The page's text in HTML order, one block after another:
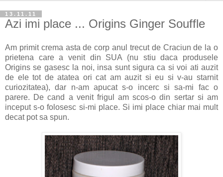
13.11.11
Azi imi place ... Origins Ginger Souffle
Am primit crema asta de corp anul trecut de Craciun de la o
prietena care a venit din SUA (nu stiu daca produsele
Origins se gasesc la noi, insa sunt sigura ca si voi ati auzit
de ele tot de atatea ori cat am auzit si eu si v-au starnit
curiozitatea), dar n-am apucat s-o incerc si sa-mi fac o
parere. De cand a venit frigul am scos-o din sertar si am
inceput s-o folosesc si-mi place. Si imi place chiar mai mult
decat pot sa spun.